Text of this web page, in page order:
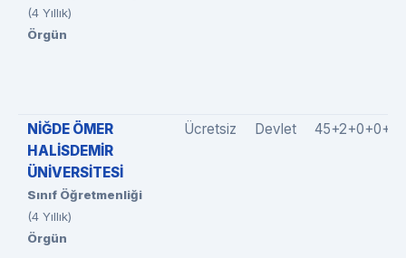
(4 Yıllık)
Örgün
NİĞDE ÖMER
HALİSDEMİR
ÜNİVERSİTESİ
Sınıf Öğretmenliği
(4 Yıllık)
Örgün
Ücretsiz Devlet 45+2+0+0+0